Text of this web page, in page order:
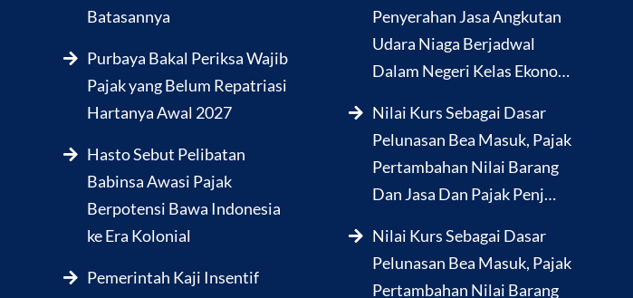
Batasannya
Purbaya Bakal Periksa Wajib
Pajak yang Belum Repatriasi
Hartanya Awal 2027
Hasto Sebut Pelibatan
Babinsa Awasi Pajak
Berpotensi Bawa Indonesia
ke Era Kolonial
Pemerintah Kaji Insentif
Penyerahan Jasa Angkutan
Udara Niaga Berjadwal
Dalam Negeri Kelas Ekono…
Nilai Kurs Sebagai Dasar
Pelunasan Bea Masuk, Pajak
Pertambahan Nilai Barang
Dan Jasa Dan Pajak Penj…
Nilai Kurs Sebagai Dasar
Pelunasan Bea Masuk, Pajak
Pertambahan Nilai Barang